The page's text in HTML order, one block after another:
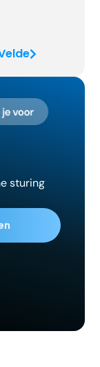
sturing